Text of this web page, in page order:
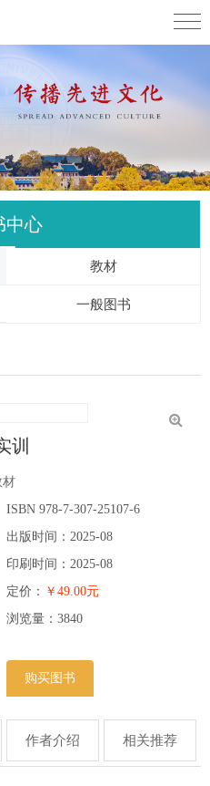
中心
教材
一般图书
训
材
ISBN 978-7-307-25107-6
出版时间：2025-08
印刷时间：2025-08
定价： ￥49.00元
浏览量： 3840
购买图书
作者介绍 相关推荐